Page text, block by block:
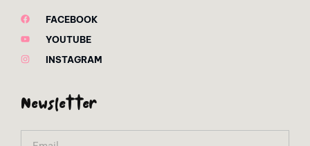
FACEBOOK
YOUTUBE
INSTAGRAM
Newsletter